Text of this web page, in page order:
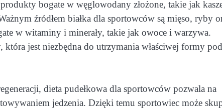
bogate w węglowodany złożone, takie jak
źródłem białka dla sportowców są mięso, ryby
w witaminy i minerały, takie jak owoce i warzywa.
jest niezbędna do utrzymania właściwej formy
dieta pudełkowa dla sportowców pozwala na
jedzenia. Dzięki temu sportowiec może